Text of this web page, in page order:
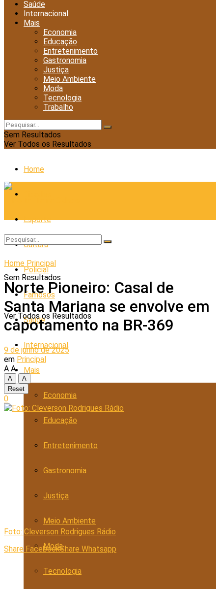
Saúde
Internacional
Mais
Economia
Educação
Entretenimento
Gastronomia
Justiça
Meio Ambiente
Moda
Tecnologia
Trabalho
Sem Resultados
Ver Todos os Resultados
Home
Esporte
Cultura
Policial
Famosos
Saúde
Internacional
Mais
Economia
Educação
Entretenimento
Gastronomia
Justiça
Meio Ambiente
Moda
Tecnologia
Sem Resultados
Ver Todos os Resultados
Home Principal
Norte Pioneiro: Casal de
Santa Mariana se envolve em
capotamento na BR-369
9 de junho de 2025
em Principal
A A
A
A
Reset
0
Foto: Cleverson Rodrigues Rádio
Share FacebookShare Whatsapp